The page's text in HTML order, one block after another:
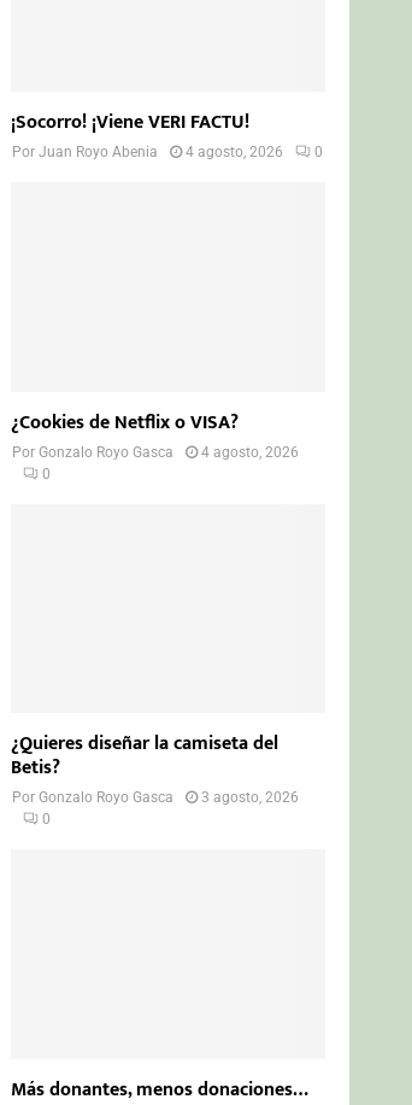
¡Socorro! ¡Viene VERI FACTU!
PorJuan Royo Abenia 4 agosto, 2026 0
¿Cookies de Netflix o VISA?
PorGonzalo Royo Gasca
4 agosto, 2026
0
¿Quieres diseñar la camiseta del
Betis?
PorGonzalo Royo Gasca
3 agosto, 2026
0
Más donantes, menos donaciones…